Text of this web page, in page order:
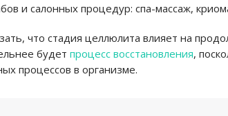
и салонных процедур: спа-массаж,
что стадия целлюлита влияет на
будет процесс восстановления,
процессов в организме.